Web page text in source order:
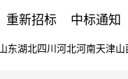
重新招标 中标通知
东湖北四川 河北河南天津山